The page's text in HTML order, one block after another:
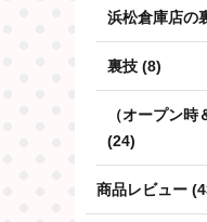
浜松倉庫店の
裏技 (8)
（オープン
(24)
商品レビュー